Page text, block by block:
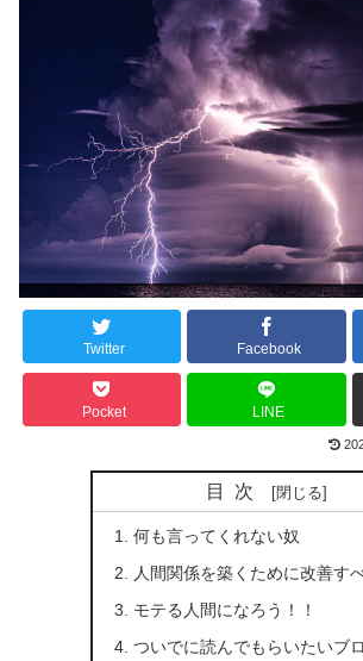
Twitter Facebook
Pocket LINE
目次
何も言ってくれない奴
人間関係を築くために改善す
モテる人間になろう！！
ついでに読んでもらいたいブ